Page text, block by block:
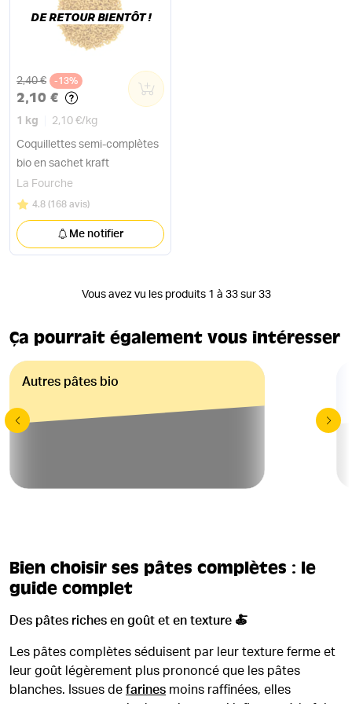
Ancien prix
2,40 € -13%
2,10 €
1 kg 2,10 €/ kg
Coquillettes semi-complètes
bio en sachet kraft
0
La Fourche
Note
4.8 sur 5
(168 avis)
DE RETOUR BIENTÔT !
Me notifier
Vous avez vu les produits 1 à 33 sur 33
Ça pourrait également vous intéresser
Autres pâtes bio
Bien choisir ses pâtes complètes : le
guide complet
Des pâtes riches en goût et en texture 🍝
Les pâtes complètes séduisent par leur texture ferme et
leur goût légèrement plus prononcé que les pâtes
blanches. Issues de farines moins raffinées, elles